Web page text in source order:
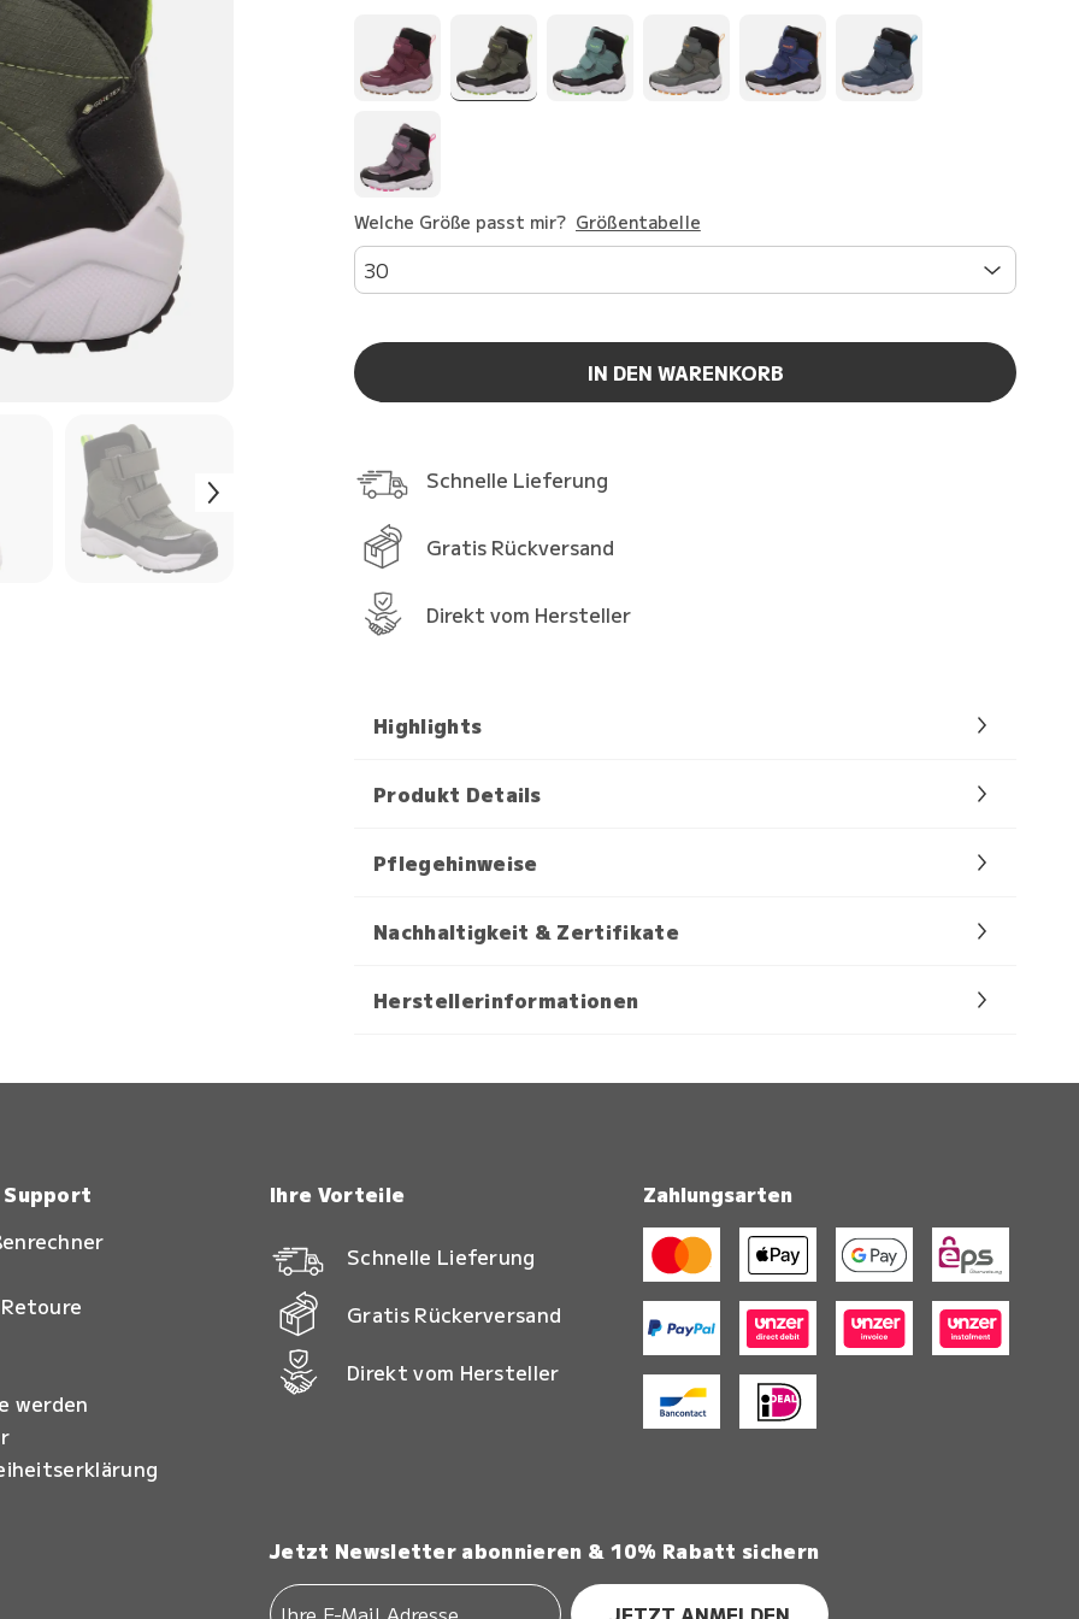
Welche Größe passt mir? Größentabelle
30
IN DEN WARENKORB
Schnelle Lieferung
Gratis Rückversand
Direkt vom Hersteller
Highlights
Produkt Details
Pflegehinweise
Nachhaltigkeit & Zertifikate
Herstellerinformationen
werden
Ihre Vorteile
Schnelle Lieferung
Gratis Rückerversand
Direkt vom Hersteller
Zahlungsarten
Jetzt Newsletter abonnieren & 10% Rabatt sichern